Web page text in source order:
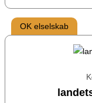
OK elselskab